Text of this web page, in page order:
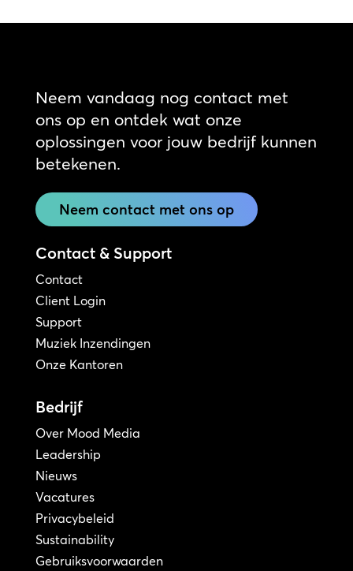
Neem vandaag nog contact met
ons op en ontdek wat onze
oplossingen voor jouw bedrijf kunnen
betekenen.
Neem contact met ons op
Contact & Support
Contact
Client Login
Support
Muziek Inzendingen
Onze Kantoren
Bedrijf
Over Mood Media
Leadership
Nieuws
Vacatures
Privacybeleid
Sustainability
Gebruiksvoorwaarden